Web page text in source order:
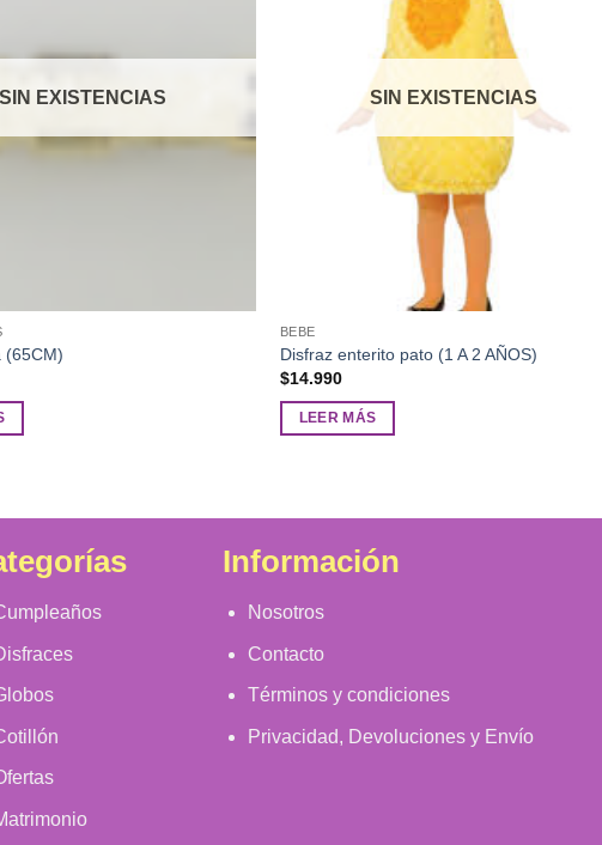
SIN EXISTENCIAS
(65CM)
SIN EXISTENCIAS
BEBE
Disfraz enterito pato (1 A 2 AÑOS)
$14.990
LEER MÁS
Información
Nosotros
Contacto
Términos y condiciones
Privacidad, Devoluciones y Envío